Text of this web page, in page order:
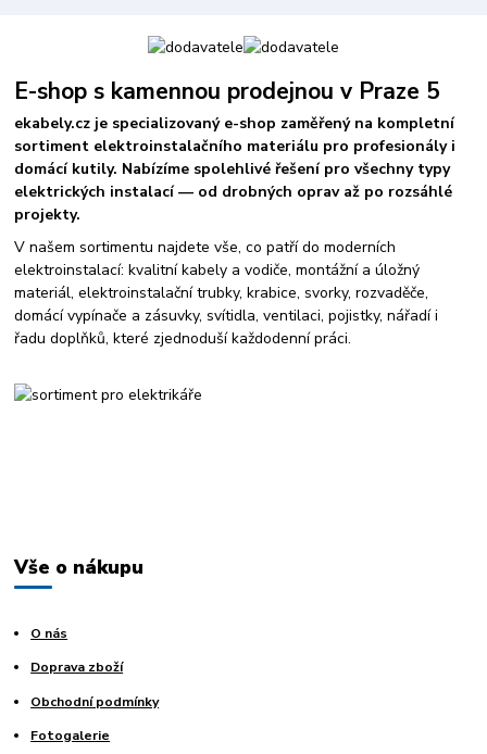
E-shop s kamennou prodejnou v Praze 5
ekabely.cz je specializovaný e-shop zaměřený na kompletní
sortiment elektroinstalačního materiálu pro profesionály i
domácí kutily. Nabízíme spolehlivé řešení pro všechny typy
elektrických instalací — od drobných oprav až po rozsáhlé
projekty.
V našem sortimentu najdete vše, co patří do moderních
elektroinstalací: kvalitní kabely a vodiče, montážní a úložný
materiál, elektroinstalační trubky, krabice, svorky, rozvaděče,
domácí vypínače a zásuvky, svítidla, ventilaci, pojistky, nářadí i
řadu doplňků, které zjednoduší každodenní práci.
Vše o nákupu
O nás
Doprava zboží
Obchodní podmínky
Fotogalerie